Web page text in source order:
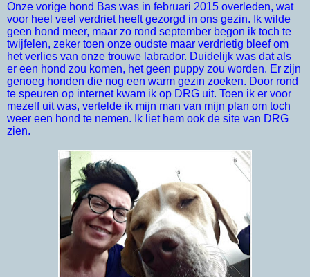
Onze vorige hond Bas was in februari 2015 overleden, wat
voor heel veel verdriet heeft gezorgd in ons gezin. Ik wilde
geen hond meer, maar zo rond september begon ik toch te
twijfelen, zeker toen onze oudste maar verdrietig bleef om
het verlies van onze trouwe labrador. Duidelijk was dat als
er een hond zou komen, het geen puppy zou worden. Er zijn
genoeg honden die nog een warm gezin zoeken. Door rond
te speuren op internet kwam ik op DRG uit. Toen ik er voor
mezelf uit was, vertelde ik mijn man van mijn plan om toch
weer een hond te nemen. Ik liet hem ook de site van DRG
zien.